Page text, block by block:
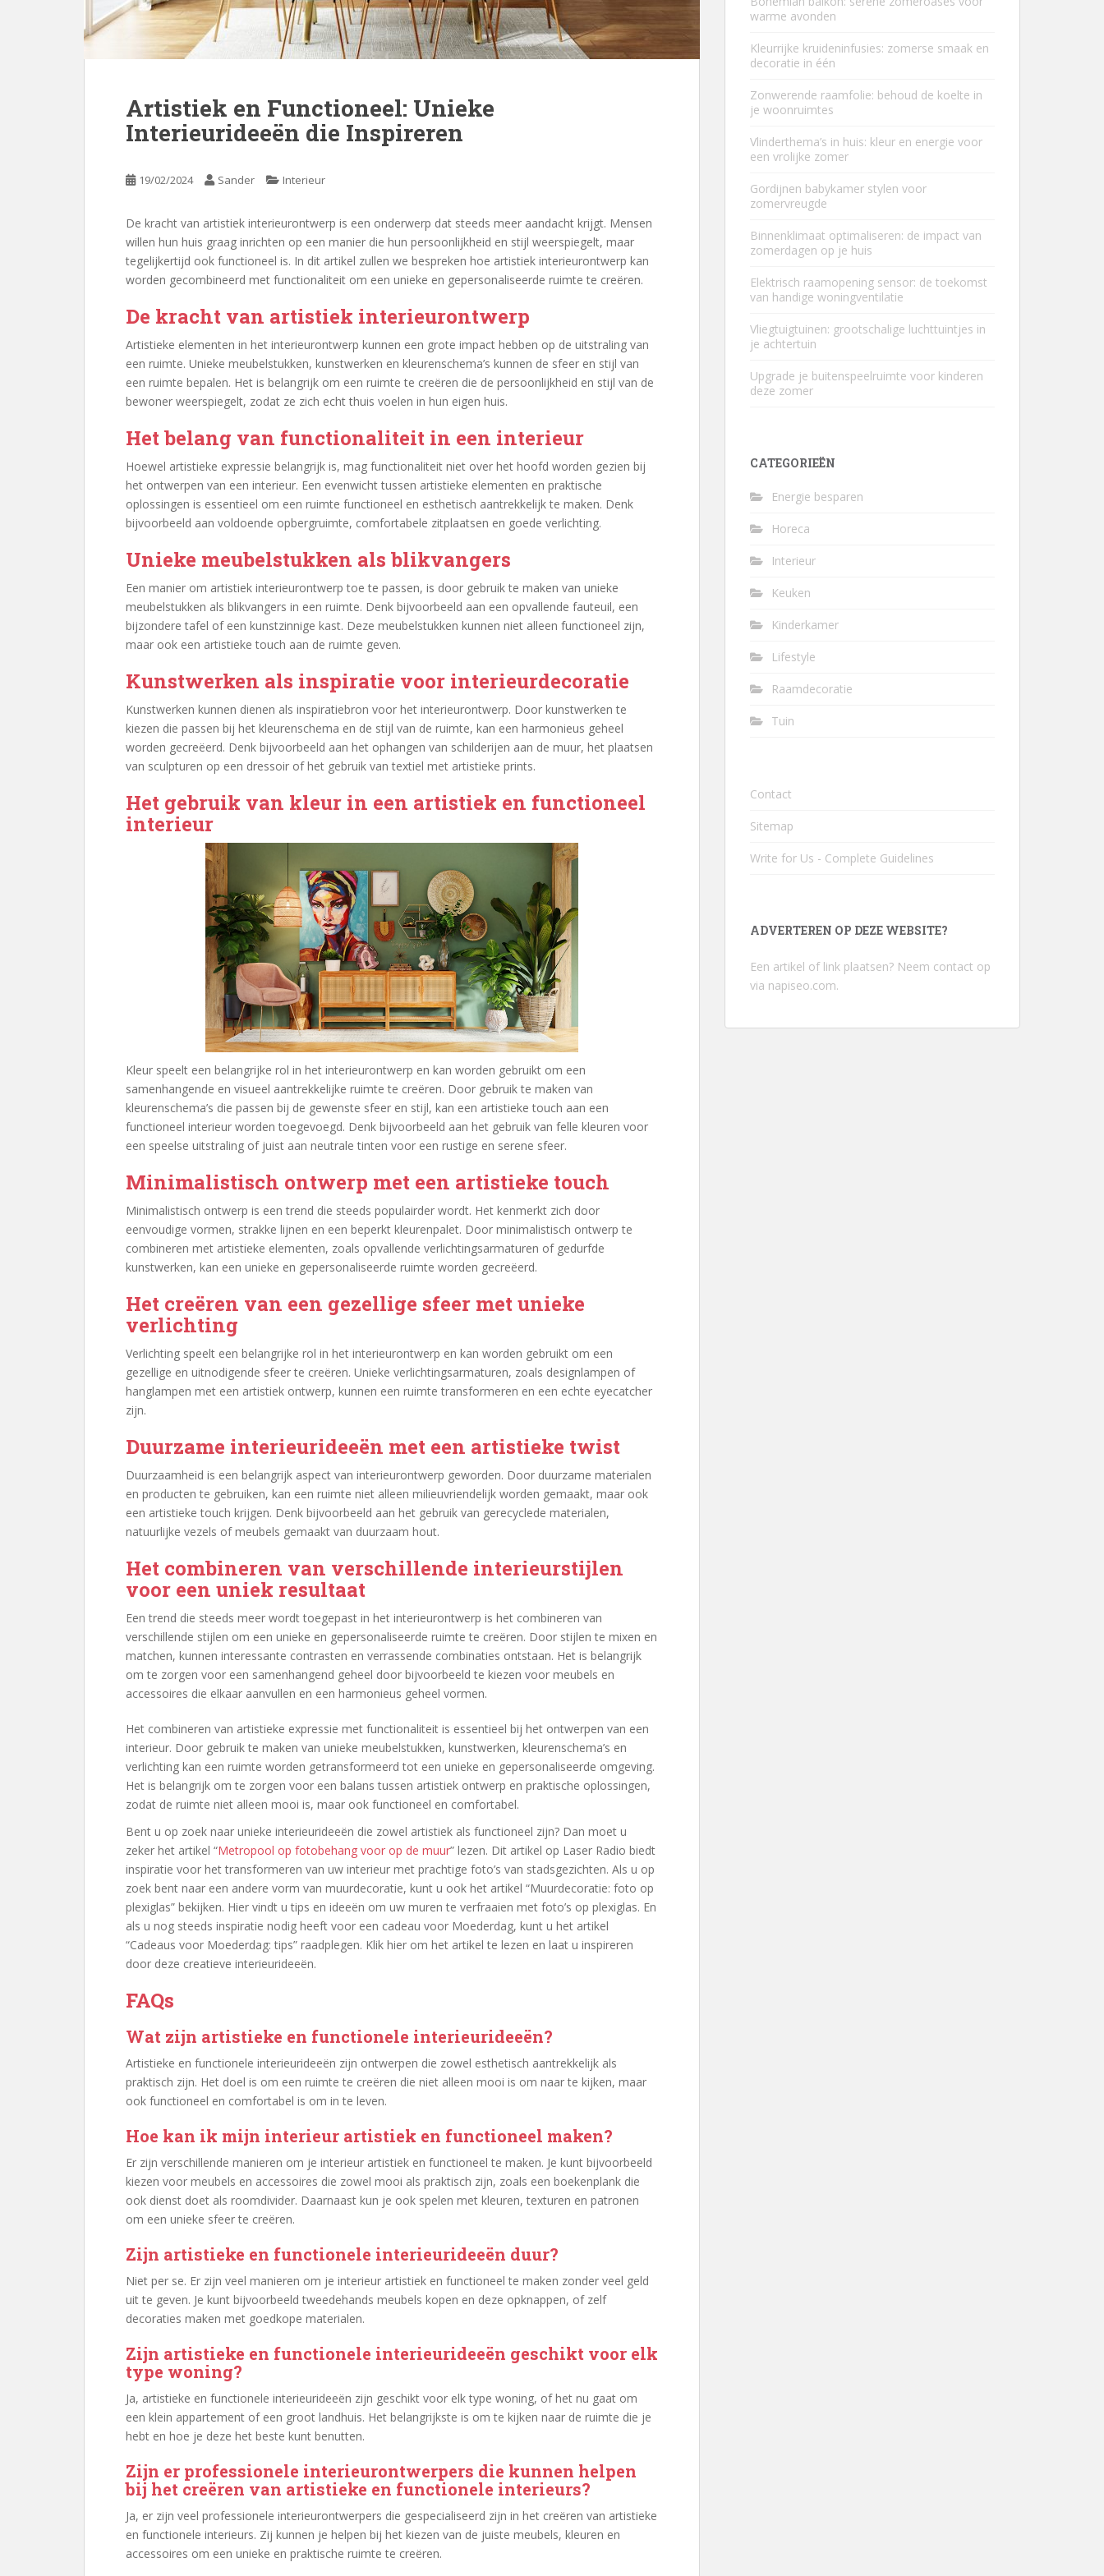
Artistiek en Functioneel: Unieke
Interieurideeën die Inspireren
19/02/2024 Sander Interieur
De kracht van artistiek interieurontwerp is een onderwerp dat steeds meer aandacht krijgt. Mensen
willen hun huis graag inrichten op een manier die hun persoonlijkheid en stijl weerspiegelt, maar
tegelijkertijd ook functioneel is. In dit artikel zullen we bespreken hoe artistiek interieurontwerp kan
worden gecombineerd met functionaliteit om een unieke en gepersonaliseerde ruimte te creëren.
De kracht van artistiek interieurontwerp
Artistieke elementen in het interieurontwerp kunnen een grote impact hebben op de uitstraling van
een ruimte. Unieke meubelstukken, kunstwerken en kleurenschema’s kunnen de sfeer en stijl van
een ruimte bepalen. Het is belangrijk om een ruimte te creëren die de persoonlijkheid en stijl van de
bewoner weerspiegelt, zodat ze zich echt thuis voelen in hun eigen huis.
Het belang van functionaliteit in een interieur
Hoewel artistieke expressie belangrijk is, mag functionaliteit niet over het hoofd worden gezien bij
het ontwerpen van een interieur. Een evenwicht tussen artistieke elementen en praktische
oplossingen is essentieel om een ruimte functioneel en esthetisch aantrekkelijk te maken. Denk
bijvoorbeeld aan voldoende opbergruimte, comfortabele zitplaatsen en goede verlichting.
Unieke meubelstukken als blikvangers
Een manier om artistiek interieurontwerp toe te passen, is door gebruik te maken van unieke
meubelstukken als blikvangers in een ruimte. Denk bijvoorbeeld aan een opvallende fauteuil, een
bijzondere tafel of een kunstzinnige kast. Deze meubelstukken kunnen niet alleen functioneel zijn,
maar ook een artistieke touch aan de ruimte geven.
Kunstwerken als inspiratie voor interieurdecoratie
Kunstwerken kunnen dienen als inspiratiebron voor het interieurontwerp. Door kunstwerken te
kiezen die passen bij het kleurenschema en de stijl van de ruimte, kan een harmonieus geheel
worden gecreëerd. Denk bijvoorbeeld aan het ophangen van schilderijen aan de muur, het plaatsen
van sculpturen op een dressoir of het gebruik van textiel met artistieke prints.
Het gebruik van kleur in een artistiek en functioneel
interieur
Kleur speelt een belangrijke rol in het interieurontwerp en kan worden gebruikt om een
samenhangende en visueel aantrekkelijke ruimte te creëren. Door gebruik te maken van
kleurenschema’s die passen bij de gewenste sfeer en stijl, kan een artistieke touch aan een
functioneel interieur worden toegevoegd. Denk bijvoorbeeld aan het gebruik van felle kleuren voor
een speelse uitstraling of juist aan neutrale tinten voor een rustige en serene sfeer.
Minimalistisch ontwerp met een artistieke touch
Minimalistisch ontwerp is een trend die steeds populairder wordt. Het kenmerkt zich door
eenvoudige vormen, strakke lijnen en een beperkt kleurenpalet. Door minimalistisch ontwerp te
combineren met artistieke elementen, zoals opvallende verlichtingsarmaturen of gedurfde
kunstwerken, kan een unieke en gepersonaliseerde ruimte worden gecreëerd.
Het creëren van een gezellige sfeer met unieke
verlichting
Verlichting speelt een belangrijke rol in het interieurontwerp en kan worden gebruikt om een
gezellige en uitnodigende sfeer te creëren. Unieke verlichtingsarmaturen, zoals designlampen of
hanglampen met een artistiek ontwerp, kunnen een ruimte transformeren en een echte eyecatcher
zijn.
Duurzame interieurideeën met een artistieke twist
Duurzaamheid is een belangrijk aspect van interieurontwerp geworden. Door duurzame materialen
en producten te gebruiken, kan een ruimte niet alleen milieuvriendelijk worden gemaakt, maar ook
een artistieke touch krijgen. Denk bijvoorbeeld aan het gebruik van gerecyclede materialen,
natuurlijke vezels of meubels gemaakt van duurzaam hout.
Het combineren van verschillende interieurstijlen
voor een uniek resultaat
Een trend die steeds meer wordt toegepast in het interieurontwerp is het combineren van
verschillende stijlen om een unieke en gepersonaliseerde ruimte te creëren. Door stijlen te mixen en
matchen, kunnen interessante contrasten en verrassende combinaties ontstaan. Het is belangrijk
om te zorgen voor een samenhangend geheel door bijvoorbeeld te kiezen voor meubels en
accessoires die elkaar aanvullen en een harmonieus geheel vormen.
Het combineren van artistieke expressie met functionaliteit is essentieel bij het ontwerpen van een
interieur. Door gebruik te maken van unieke meubelstukken, kunstwerken, kleurenschema’s en
verlichting kan een ruimte worden getransformeerd tot een unieke en gepersonaliseerde omgeving.
Het is belangrijk om te zorgen voor een balans tussen artistiek ontwerp en praktische oplossingen,
zodat de ruimte niet alleen mooi is, maar ook functioneel en comfortabel.
Bent u op zoek naar unieke interieurideeën die zowel artistiek als functioneel zijn? Dan moet u
zeker het artikel “Metropool op fotobehang voor op de muur” lezen. Dit artikel op Laser Radio biedt
inspiratie voor het transformeren van uw interieur met prachtige foto’s van stadsgezichten. Als u op
zoek bent naar een andere vorm van muurdecoratie, kunt u ook het artikel “Muurdecoratie: foto op
plexiglas” bekijken. Hier vindt u tips en ideeën om uw muren te verfraaien met foto’s op plexiglas. En
als u nog steeds inspiratie nodig heeft voor een cadeau voor Moederdag, kunt u het artikel
“Cadeaus voor Moederdag: tips” raadplegen. Klik hier om het artikel te lezen en laat u inspireren
door deze creatieve interieurideeën.
FAQs
Wat zijn artistieke en functionele interieurideeën?
Artistieke en functionele interieurideeën zijn ontwerpen die zowel esthetisch aantrekkelijk als
praktisch zijn. Het doel is om een ruimte te creëren die niet alleen mooi is om naar te kijken, maar
ook functioneel en comfortabel is om in te leven.
Hoe kan ik mijn interieur artistiek en functioneel maken?
Er zijn verschillende manieren om je interieur artistiek en functioneel te maken. Je kunt bijvoorbeeld
kiezen voor meubels en accessoires die zowel mooi als praktisch zijn, zoals een boekenplank die
ook dienst doet als roomdivider. Daarnaast kun je ook spelen met kleuren, texturen en patronen
om een unieke sfeer te creëren.
Zijn artistieke en functionele interieurideeën duur?
Niet per se. Er zijn veel manieren om je interieur artistiek en functioneel te maken zonder veel geld
uit te geven. Je kunt bijvoorbeeld tweedehands meubels kopen en deze opknappen, of zelf
decoraties maken met goedkope materialen.
Zijn artistieke en functionele interieurideeën geschikt voor elk
type woning?
Ja, artistieke en functionele interieurideeën zijn geschikt voor elk type woning, of het nu gaat om
een klein appartement of een groot landhuis. Het belangrijkste is om te kijken naar de ruimte die je
hebt en hoe je deze het beste kunt benutten.
Zijn er professionele interieurontwerpers die kunnen helpen
bij het creëren van artistieke en functionele interieurs?
Ja, er zijn veel professionele interieurontwerpers die gespecialiseerd zijn in het creëren van artistieke
en functionele interieurs. Zij kunnen je helpen bij het kiezen van de juiste meubels, kleuren en
accessoires om een unieke en praktische ruimte te creëren.
warme avonden
Kleurrijke kruideninfusies: zomerse smaak en
decoratie in één
Zonwerende raamfolie: behoud de koelte in
je woonruimtes
Vlinderthema’s in huis: kleur en energie voor
een vrolijke zomer
Gordijnen babykamer stylen voor
zomervreugde
Binnenklimaat optimaliseren: de impact van
zomerdagen op je huis
Elektrisch raamopening sensor: de toekomst
van handige woningventilatie
Vliegtuigtuinen: grootschalige luchttuintjes in
je achtertuin
Upgrade je buitenspeelruimte voor kinderen
deze zomer
CATEGORIEËN
Energie besparen
Horeca
Interieur
Keuken
Kinderkamer
Lifestyle
Raamdecoratie
Tuin
Contact
Sitemap
Write for Us - Complete Guidelines
ADVERTEREN OP DEZE WEBSITE?
Een artikel of link plaatsen? Neem contact op
via napiseo.com.